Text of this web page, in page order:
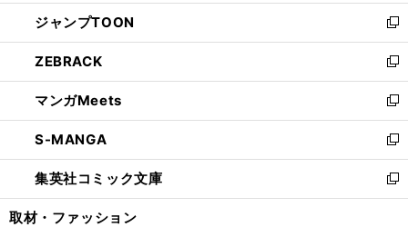
く
ウ
で
開
く
ン
ド
ウ
で
開
く
ウ
ィ
ン
ド
ウ
で
開
く
し
い
ウ
ィ
ン
ド
ウ
で
開
く
ジャンプTOON
新
し
い
ウ
ィ
ン
ド
ウ
で
開
ZEBRACK
新
し
い
ウ
ィ
ン
ド
ウ
マンガMeets
新
し
い
ウ
ィ
ン
S-MANGA
新
し
い
ウ
集英社コミック文庫
新
し
取材・ファッション